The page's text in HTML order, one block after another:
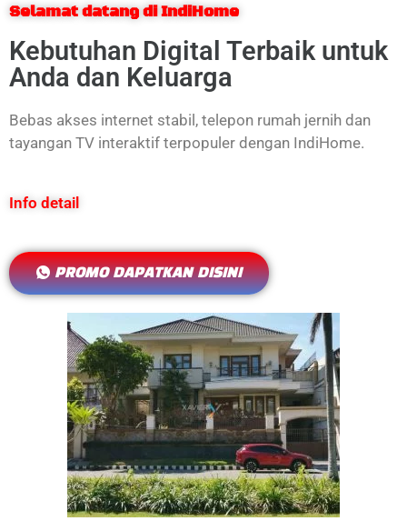
Selamat datang di IndiHome
Kebutuhan Digital Terbaik untuk
Anda dan Keluarga
Bebas akses internet stabil, telepon rumah jernih dan
tayangan TV interaktif terpopuler dengan IndiHome.
Info detail
PROMO DAPATKAN DISINI